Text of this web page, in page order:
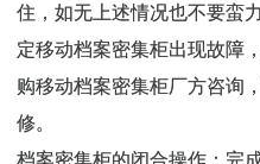
住，如无上述情况也不要蛮
定移动档案密集柜出现故障
购移动档案密集柜厂方咨询
修。
档案密集柜的闭合操作：完